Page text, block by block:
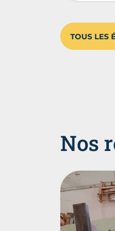
TOUS LES
Nos